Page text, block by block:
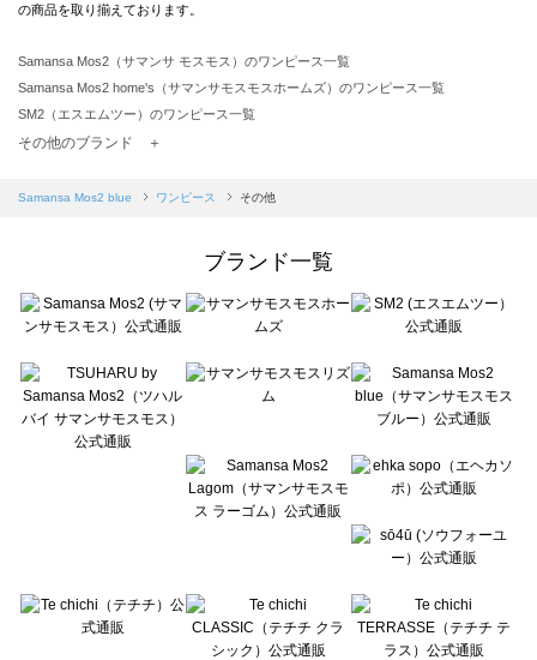
の商品を取り揃えております。
Samansa Mos2（サマンサ モスモス）のワンピース一覧
Samansa Mos2 home's（サマンサモスモスホームズ）のワンピース一覧
SM2（エスエムツー）のワンピース一覧
TSUHARU by Samansa Mos2（ツハルバイサマンサモスモス）のワンピース一覧
Samansa Mos2 blue（サマンサモスモス ブルー）のワンピース一覧
sō4ū（ソウフォーユー）のワンピース一覧
Te chichi（テチチ）のワンピース一覧
Te chichi CLASSIC（テチチ クラシック）のワンピース一覧
Lugnoncure（ルノンキュール）のワンピース一覧
BETTY'S BLUE（べティーズブルー）のワンピース一覧
Wpc.（ワールドパーティー）のワンピース一覧
その他のブランド ＋
Samansa Mos2 blue ワンピース その他
ブランド一覧